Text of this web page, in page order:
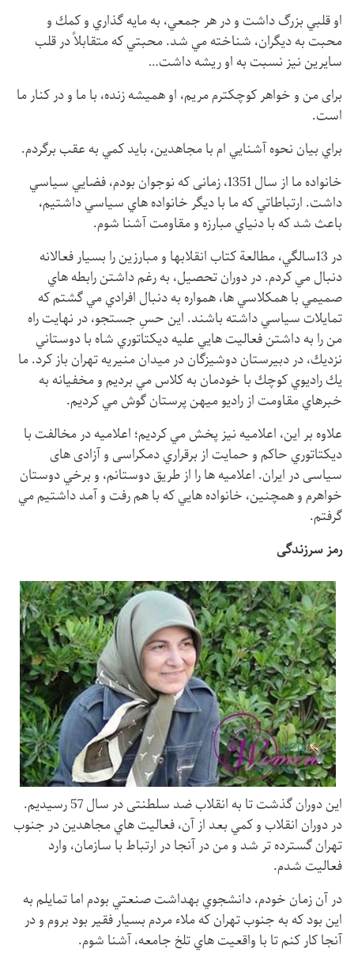
او قلبي بزرگ داشت و در هر جمعي، به مايه گذاري و كمك و
محبت به دیگران، شناخته مي شد. محبتي كه متقابلاً در قلب
سايرين نيز نسبت به او ريشه داشت…
برای من و خواهر کوچکترم مریم، او همیشه زنده، با ما و در کنار ما
است.
براي بيان نحوه آشنايي ام با مجاهدین، بايد كمي به عقب برگردم.
خانواده ما از سال 1351، زمانی که نوجوان بودم، فضايي سياسي
داشت. ارتباطاتي كه ما با ديگر خانواده هاي سياسي داشتيم،
باعث شد كه با دنياي مبارزه و مقاومت آشنا شوم.
در 13سالگي، مطالعة كتاب انقلابها و مبارزين را بسيار فعالانه
دنبال مي كردم. در دوران تحصيل، به رغم داشتن رابطه هاي
صميمي با همكلاسي ها، همواره به دنبال افرادي مي گشتم كه
تمايلات سياسي داشته باشند. اين حسِ جستجو، در نهايت راه
من را به داشتن فعاليت هايي عليه ديكتاتوري شاه با دوستاني
نزديك، در دبیرستان دوشیزگان در میدان منیریه تهران باز كرد. ما
يك راديوي كوچك با خودمان به كلاس مي برديم و مخفيانه به
خبرهاي مقاومت از رادیو میهن پرستان گوش مي كرديم.
علاوه بر اين، اعلاميه نيز پخش مي كرديم؛ اعلاميه در مخالفت با
ديكتاتوري حاكم و حمايت از برقراري دمکراسی و آزادی های
سیاسی در ايران. اعلاميه ها را از طريق دوستانم، و برخي دوستان
خواهرم و همچنين، خانواده هايي كه با هم رفت و آمد داشتيم مي
گرفتم.
رمز سرزندگی
اين دوران گذشت تا به انقلاب ضد سلطنتی در سال 57 رسيديم.
در دوران انقلاب و كمي بعد از آن، فعاليت هاي مجاهدین در جنوب
تهران گسترده تر شد و من در آنجا در ارتباط با سازمان، وارد
فعاليت شدم.
در آن زمان خودم، دانشجوي بهداشت صنعتي بودم اما تمايلم به
اين بود كه به جنوب تهران كه ملاء مردم بسيار فقير بود بروم و در
آنجا كار كنم تا با واقعيت هاي تلخ جامعه، آشنا شوم.